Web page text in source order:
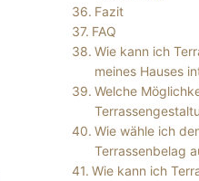
Fazit
FAQ
Wie kann ich
meines Hauses
Welche
Wie wähle ich
Terrassenbelag
Wie kann ich